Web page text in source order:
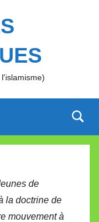
de
la doctrine de
mouvement à